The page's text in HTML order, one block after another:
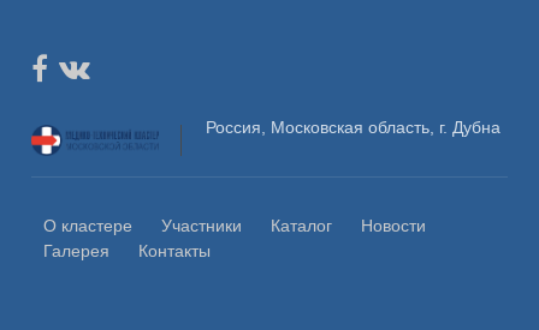
Россия, Московская область, г. Дубна
О кластере Участники Каталог
Новости
Галерея
Контакты